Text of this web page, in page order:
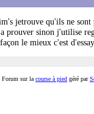
jetrouve qu'ils ne
prouver sinon j'utilise
le mieux c'est
Forum sur lacourse à pied géré par